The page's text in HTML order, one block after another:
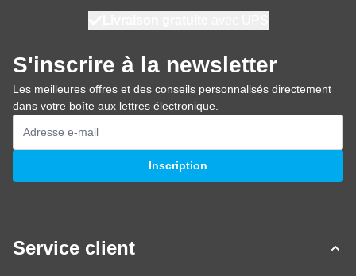
S'inscrire à la newsletter
Les meilleures offres et des conseils personnalisés directement
dans votre boîte aux lettres électronique.
Adresse mail
Inscription
Service client